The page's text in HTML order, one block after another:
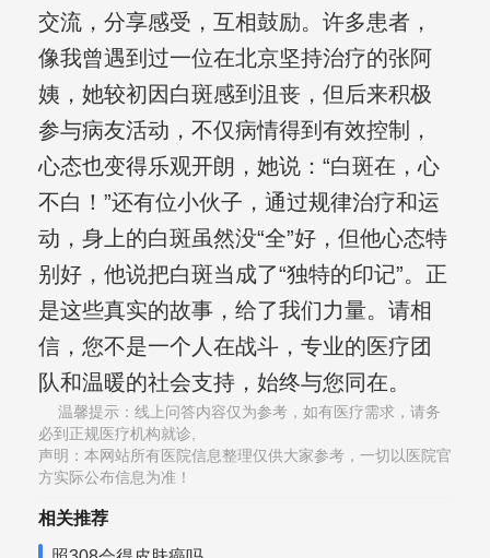
交流，分享感受，互相鼓励。许多患者，
像我曾遇到过一位在北京坚持治疗的张阿
姨，她较初因白斑感到沮丧，但后来积极
参与病友活动，不仅病情得到有效控制，
心态也变得乐观开朗，她说：“白斑在，心
不白！”还有位小伙子，通过规律治疗和运
动，身上的白斑虽然没“全”好，但他心态特
别好，他说把白斑当成了“独特的印记”。正
是这些真实的故事，给了我们力量。请相
信，您不是一个人在战斗，专业的医疗团
队和温暖的社会支持，始终与您同在。
温馨提示：线上问答内容仅为参考，如有医疗需求，请务
必到正规医疗机构就诊,
声明：本网站所有医院信息整理仅供大家参考，一切以医院官
方实际公布信息为准！
相关推荐